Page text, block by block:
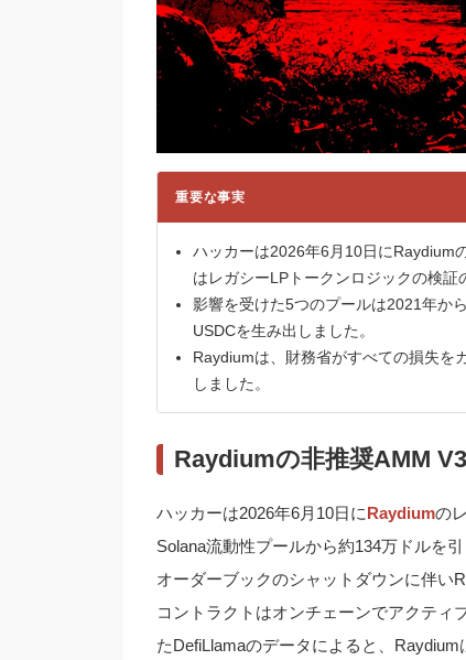
重要な事実
ハッカーは2026年6月10日にRaydium
はレガシーLPトークンロジックの検証
影響を受けた5つのプールは2021年か
USDCを生み出しました。
Raydiumは、財務省がすべての損失を
しました。
Raydiumの非推奨AMM
ハッカーは2026年6月10日にRaydiumの
Solana流動性プールから約134万ドルを
オーダーブックのシャットダウンに伴い
コントラクトはオンチェーンでアクティ
たDefiLlamaのデータによると、